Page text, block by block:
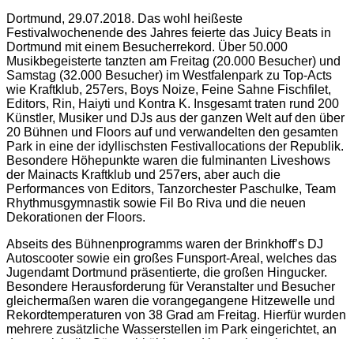
Dortmund, 29.07.2018. Das wohl heißeste
Festivalwochenende des Jahres feierte das Juicy Beats in
Dortmund mit einem Besucherrekord. Über 50.000
Musikbegeisterte tanzten am Freitag (20.000 Besucher) und
Samstag (32.000 Besucher) im Westfalenpark zu Top-Acts
wie Kraftklub, 257ers, Boys Noize, Feine Sahne Fischfilet,
Editors, Rin, Haiyti und Kontra K. Insgesamt traten rund 200
Künstler, Musiker und DJs aus der ganzen Welt auf den über
20 Bühnen und Floors auf und verwandelten den gesamten
Park in eine der idyllischsten Festivallocations der Republik.
Besondere Höhepunkte waren die fulminanten Liveshows
der Mainacts Kraftklub und 257ers, aber auch die
Performances von Editors, Tanzorchester Paschulke, Team
Rhythmusgymnastik sowie Fil Bo Riva und die neuen
Dekorationen der Floors.
Abseits des Bühnenprogramms waren der Brinkhoff’s DJ
Autoscooter sowie ein großes Funsport-Areal, welches das
Jugendamt Dortmund präsentierte, die großen Hingucker.
Besondere Herausforderung für Veranstalter und Besucher
gleichermaßen waren die vorangegangene Hitzewelle und
Rekordtemperaturen von 38 Grad am Freitag. Hierfür wurden
mehrere zusätzliche Wasserstellen im Park eingerichtet, an